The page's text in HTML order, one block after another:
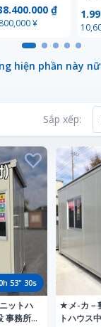
₫
¥
ラ
住
ーク
別
タ
hiện phần này
Sắp xếp:
h 53" 28s
ットハ
事務所
★メ-カ－
トハウス